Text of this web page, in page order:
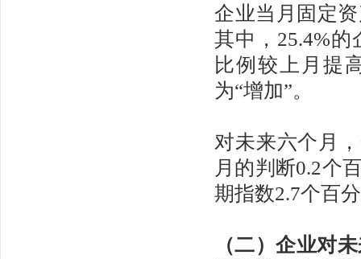
企业当月固定
其中，25.4%
比例较上月提
为“增加”。
对未来六个月
月的判断0.2个
期指数2.7个百
（二）企业对